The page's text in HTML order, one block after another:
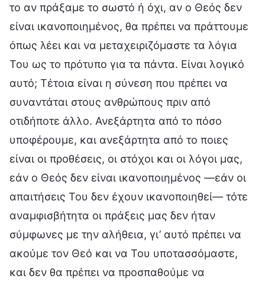
το αν πράξαμε το σωστό ή όχι, αν ο Θεός δεν
είναι ικανοποιημένος, θα πρέπει να πράττουμε
όπως λέει και να μεταχειριζόμαστε τα λόγια
Του ως το πρότυπο για τα πάντα. Είναι λογικό
αυτό; Τέτοια είναι η σύνεση που πρέπει να
συναντάται στους ανθρώπους πριν από
οτιδήποτε άλλο. Ανεξάρτητα από το πόσο
υποφέρουμε, και ανεξάρτητα από το ποιες
είναι οι προθέσεις, οι στόχοι και οι λόγοι μας,
εάν ο Θεός δεν είναι ικανοποιημένος —εάν οι
απαιτήσεις Του δεν έχουν ικανοποιηθεί— τότε
αναμφισβήτητα οι πράξεις μας δεν ήταν
σύμφωνες με την αλήθεια, γι’ αυτό πρέπει να
ακούμε τον Θεό και να Του υποτασσόμαστε,
και δεν θα πρέπει να προσπαθούμε να